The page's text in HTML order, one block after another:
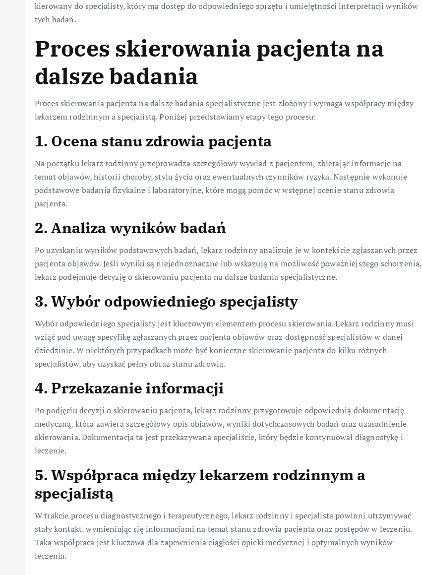
kierowany do specjalisty, który ma dostęp do odpowiedniego sprzętu i umiejętności interpretacji wyników
tych badań.
Proces skierowania pacjenta na
dalsze badania
Proces skierowania pacjenta na dalsze badania specjalistyczne jest złożony i wymaga współpracy między
lekarzem rodzinnym a specjalistą. Poniżej przedstawiamy etapy tego procesu:
1. Ocena stanu zdrowia pacjenta
Na początku lekarz rodzinny przeprowadza szczegółowy wywiad z pacjentem, zbierając informacje na
temat objawów, historii choroby, stylu życia oraz ewentualnych czynników ryzyka. Następnie wykonuje
podstawowe badania fizykalne i laboratoryjne, które mogą pomóc w wstępnej ocenie stanu zdrowia
pacjenta.
2. Analiza wyników badań
Po uzyskaniu wyników podstawowych badań, lekarz rodzinny analizuje je w kontekście zgłaszanych przez
pacjenta objawów. Jeśli wyniki są niejednoznaczne lub wskazują na możliwość poważniejszego schorzenia,
lekarz podejmuje decyzję o skierowaniu pacjenta na dalsze badania specjalistyczne.
3. Wybór odpowiedniego specjalisty
Wybór odpowiedniego specjalisty jest kluczowym elementem procesu skierowania. Lekarz rodzinny musi
wziąć pod uwagę specyfikę zgłaszanych przez pacjenta objawów oraz dostępność specjalistów w danej
dziedzinie. W niektórych przypadkach może być konieczne skierowanie pacjenta do kilku różnych
specjalistów, aby uzyskać pełny obraz stanu zdrowia.
4. Przekazanie informacji
Po podjęciu decyzji o skierowaniu pacjenta, lekarz rodzinny przygotowuje odpowiednią dokumentację
medyczną, która zawiera szczegółowy opis objawów, wyniki dotychczasowych badań oraz uzasadnienie
skierowania. Dokumentacja ta jest przekazywana specjaliście, który będzie kontynuował diagnostykę i
leczenie.
5. Współpraca między lekarzem rodzinnym a
specjalistą
W trakcie procesu diagnostycznego i terapeutycznego, lekarz rodzinny i specjalista powinni utrzymywać
stały kontakt, wymieniając się informacjami na temat stanu zdrowia pacjenta oraz postępów w leczeniu.
Taka współpraca jest kluczowa dla zapewnienia ciągłości opieki medycznej i optymalnych wyników
leczenia.